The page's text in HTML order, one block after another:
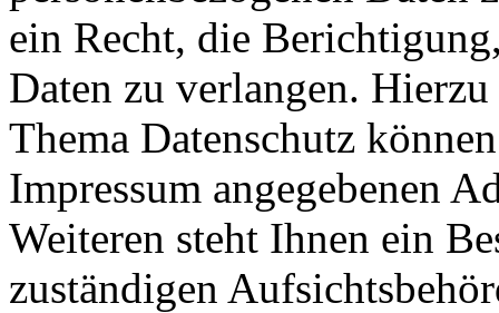
ein Recht, die
Daten zu verlangen.
Thema Datenschutz
Impressum angegebenen
Weiteren steht Ihnen ein
zuständigen